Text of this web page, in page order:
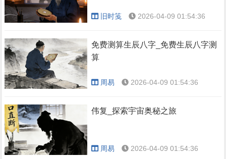
旧时笺 2026-04-09 01:54:36
免费测算生辰八字_免费生辰八字测
算
周易 2026-04-09 01:54:36
伟复_探索宇宙奥秘之旅
周易 2026-04-09 01:54:36